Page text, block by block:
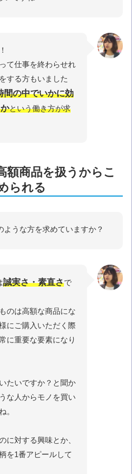
て仕事を終わらせれ
する方もいました
間の中でいかに効
という働き方が求
額商品を扱うからこ
られる
ような方を求めていますか？
誠実さ・素直さで
のは高額な商品にな
にご購入いただく際
に重要な要素になり
たいですか？と聞か
な人からモノを買い
。
に対する興味とか、
を1番アピールして